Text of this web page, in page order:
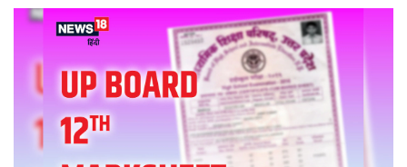
Gallery
अजब गज़ब